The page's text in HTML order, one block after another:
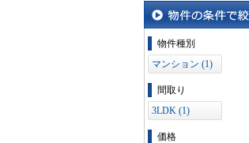
物件の条件で絞り込む
物件種別
マンション (1)
間取り
3LDK (1)
価格